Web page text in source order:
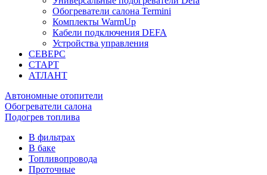
Обогреватели салона Termini
Комплекты WarmUp
Кабели подключения DEFA
Устройства управления
СЕВЕРС
СТАРТ
АТЛАНТ
Автономные отопители
Обогреватели салона
Подогрев топлива
В фильтрах
В баке
Топливопровода
Проточные